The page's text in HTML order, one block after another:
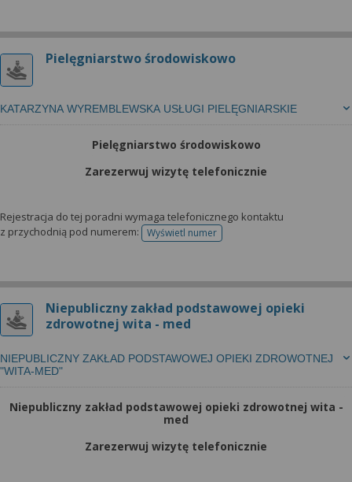
Pielęgniarstwo środowiskowo
KATARZYNA WYREMBLEWSKA USŁUGI PIELĘGNIARSKIE
Pielęgniarstwo środowiskowo
Zarezerwuj wizytę telefonicznie
Rejestracja do tej poradni wymaga telefonicznego kontaktu
z przychodnią pod numerem:
Wyświetl numertelefonu do rejestracji
Niepubliczny zakład podstawowej opieki
zdrowotnej wita - med
NIEPUBLICZNY ZAKŁAD PODSTAWOWEJ OPIEKI ZDROWOTNEJ
"WITA-MED"
Niepubliczny zakład podstawowej opieki zdrowotnej wita -
med
Zarezerwuj wizytę telefonicznie